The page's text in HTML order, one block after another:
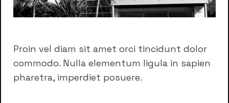
Proin vel diam sit amet orci tincidunt dolor
commodo. Nulla elementum ligula in sapien
pharetra, imperdiet posuere.